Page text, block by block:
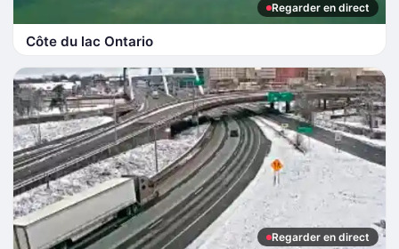
Regarder en direct
Côte du lac Ontario
Regarder en direct